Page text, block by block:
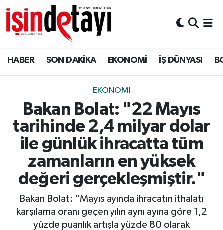
HABER SON DAKİKA EKONOMİ İŞ DÜNYASI
EKONOMİ
Bakan Bolat: "22 Mayıs
tarihinde 2,4 milyar dolar
ile günlük ihracatta tüm
zamanların en yüksek
değeri gerçekleşmiştir."
Bakan Bolat: "Mayıs ayında ihracatın ithalatı
karşılama oranı geçen yılın aynı ayına göre 1,2
yüzde puanlık artışla yüzde 80 olarak
DÜNYA
Eğitim
ENERJİ HABERİ
GAYRİMENKUL
HABER
LOJİSTİK
MAGAZİN
Nöbetçi Eczaneler
Hava Durumu
İstanbul Namaz Vakitleri
Trafik Durumu
Süper Lig Puan Durumu ve Fikstür
Tüm Manşetler
Son Dakika Haberleri
Haber Arşivi